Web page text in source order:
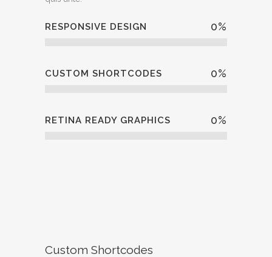
RESPONSIVE DESIGN 0%
CUSTOM SHORTCODES 0%
RETINA READY GRAPHICS 0%
Custom Shortcodes